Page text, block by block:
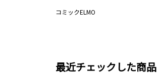
コミックELMO
最近チェックした商品